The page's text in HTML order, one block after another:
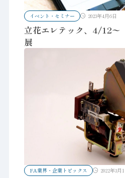
イベント・セミナー 2023年4月6日
立花エレテック、4/12〜
展
FA業界・企業トピックス 2022年3月